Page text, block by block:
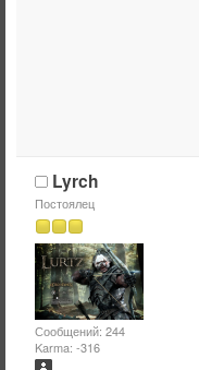
Lyrch
Постоялец
Сообщений: 244
Karma: -316